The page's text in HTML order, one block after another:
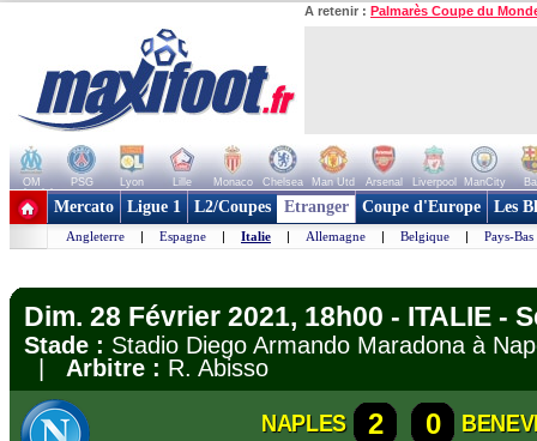
A retenir : Palmarès Coupe du
OM PSG Lyon Lille Monaco Chelsea Man Utd Arsenal Liverpool ManCity
+ de clubs
Mercato Ligue 1 L2/Coupes Etranger Coupe d'Europe Les
Angleterre | Espagne | Italie | Allemagne | Belgique | Pays-Bas
Dim. 28 Février 2021, 18h00 - ITALIE -
Stade : Stadio Diego Armando Maradona à
Arbitre : R. Abisso
NAPLES 2 0